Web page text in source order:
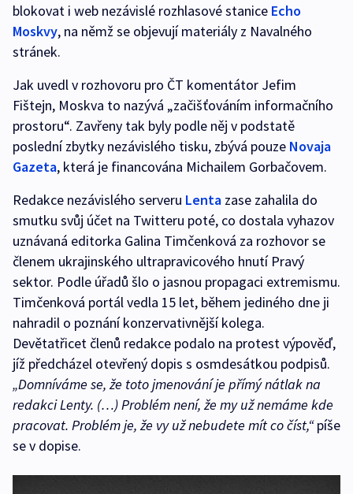
blokovat i web nezávislé rozhlasové stanice Echo
Moskvy, na němž se objevují materiály z Navalného
stránek.
Jak uvedl v rozhovoru pro ČT komentátor Jefim
Fištejn, Moskva to nazývá „začišťováním informačního
prostoru“. Zavřeny tak byly podle něj v podstatě
poslední zbytky nezávislého tisku, zbývá pouze Novaja
Gazeta, která je financována Michailem Gorbačovem.
Redakce nezávislého serveru Lenta zase zahalila do
smutku svůj účet na Twitteru poté, co dostala vyhazov
uznávaná editorka Galina Timčenková za rozhovor se
členem ukrajinského ultrapravicového hnutí Pravý
sektor. Podle úřadů šlo o jasnou propagaci extremismu.
Timčenková portál vedla 15 let, během jediného dne ji
nahradil o poznání konzervativnější kolega.
Devětatřicet členů redakce podalo na protest výpověď,
jíž předcházel otevřený dopis s osmdesátkou podpisů.
„Domníváme se, že toto jmenování je přímý nátlak na
redakci Lenty. (…) Problém není, že my už nemáme kde
pracovat. Problém je, že vy už nebudete mít co číst,“píše
se v dopise.